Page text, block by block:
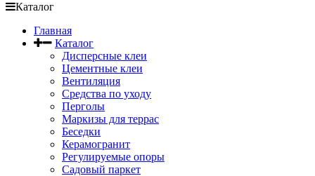
Каталог
Главная
Каталог
Дисперсные клеи
Цементные клеи
Вентиляция
Средства по уходу
Перголы
Маркизы для террас
Беседки
Керамогранит
Регулируемые опоры
Садовый паркет